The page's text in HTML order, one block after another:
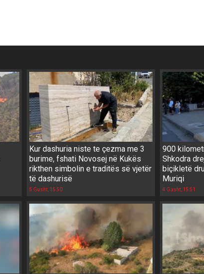
Kur dashuria niste te çezma me 3
burime, fshati Novosej në Kukës
rikthen simbolin e traditës së vjetër
të dashurisë
5 Gusht, 15:50
900
Shkodra
biçikletë
Muriqi
4 Gusht, 15:51